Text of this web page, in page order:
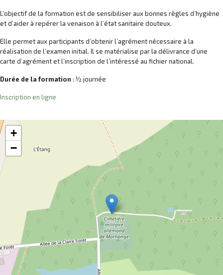
L’objectif de la formation est de sensibiliser aux bonnes règles d’hygiène
et d’aider à repérer la venaison à l’état sanitaire douteux.
Elle permet aux participants d’obtenir l’agrément nécessaire à la
réalisation de l’examen initial. Il se matérialise par la délivrance d’une
carte d’agrément et l’inscription de l’intéressé au fichier national.
Durée de la formation : ½ journée
Inscription en ligne
+
−